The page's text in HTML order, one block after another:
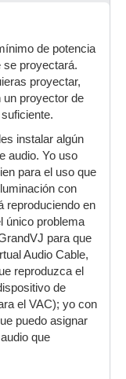
de potencia
se proyectará.
proyectar,
un proyector de
instalar algún
audio. Yo uso
para el uso que
con
reproduciendo en
único problema
para que
Audio Cable,
reproduzca el
de
el VAC); yo con
puedo asignar
que